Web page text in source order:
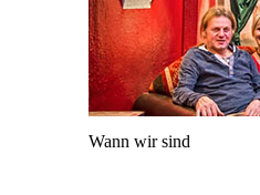
Wann wir sind